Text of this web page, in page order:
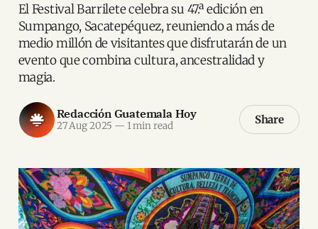
El Festival Barrilete celebra su 47.ª edición en
Sumpango, Sacatepéquez, reuniendo a más de
medio millón de visitantes que disfrutarán de un
evento que combina cultura, ancestralidad y
magia.
Redacción Guatemala Hoy
27 Aug 2025 — 1 min read Share